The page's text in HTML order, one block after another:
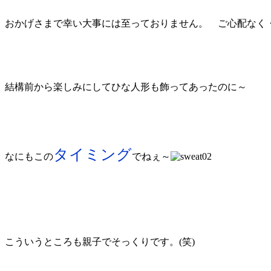
おかげさまで幸い大事には至っておりません。 ご心配なく
結構前から楽しみにしてひな人形も飾ってあったのに～
なにもこのタイミングでねぇ～
こういうところも親子でそっくりです。(笑)